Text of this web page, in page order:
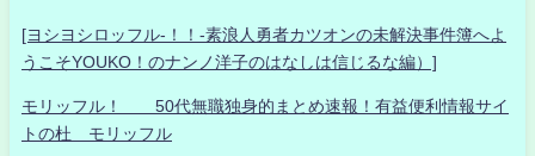
[ヨシヨシロッフル-！！-素浪人勇者カツオンの未解決事件簿へよ
うこそYOUKO！のナンノ洋子のはなしは信じるな編）]
モリッフル！ 50代無職独身的まとめ速報！有益便利情報サイ
トの杜 モリッフル